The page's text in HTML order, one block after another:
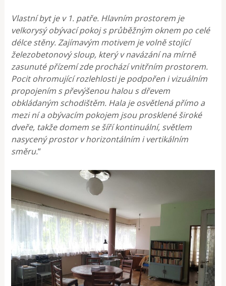
Vlastní byt je v 1. patře. Hlavním prostorem je
velkorysý obývací pokoj s průběžným oknem po celé
délce stěny. Zajímavým motivem je volně stojící
železobetonový sloup, který v navázání na mírně
zasunuté přízemí zde prochází vnitřním prostorem.
Pocit ohromující rozlehlosti je podpořen i vizuálním
propojením s převýšenou halou s dřevem
obkládaným schodištěm. Hala je osvětlená přímo a
mezi ní a obývacím pokojem jsou prosklené široké
dveře, takže domem se šíří kontinuální, světlem
nasycený prostor v horizontálním i vertikálním
směru.“